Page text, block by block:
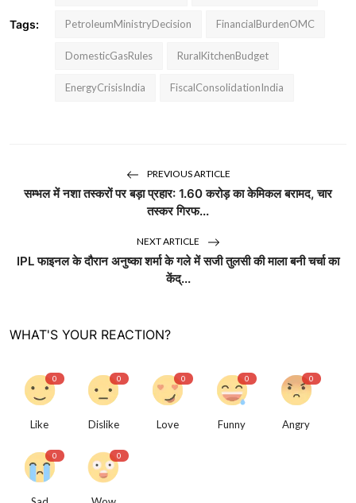
Tags: PetroleumMinistryDecision FinancialBurdenOMC
DomesticGasRules RuralKitchenBudget
EnergyCrisisIndia FiscalConsolidationIndia
PREVIOUS ARTICLE
सम्भल में नशा तस्करों पर बड़ा प्रहार: 1.60 करोड़ का केमिकल बरामद, चार
तस्कर गिरफ...
NEXT ARTICLE
IPL फाइनल के दौरान अनुष्का शर्मा के गले में सजी तुलसी की माला बनी चर्चा का
केंद्...
WHAT'S YOUR REACTION?
0
Like
0
Dislike
0
Love
0
Funny
0
Angry
0 0